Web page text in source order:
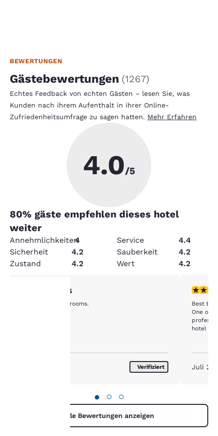
BEWERTUNGEN
Gästebewertungen (1267)
Echtes Feedback von echten Gästen – lesen Sie, was
Kunden nach ihrem Aufenthalt in ihrer Online-
Zufriedenheitsumfrage zu sagen hatten. Mehr Erfahren
4.0/5
80% gäste empfehlen dieses hotel
weiter
Annehmlichkeiten4 Service
4.4
Sicherheit
4.2 Sauberkeit
4.2
Zustand
4.2 Wert 4.2
5-Sterne-Bewertung. Außergewöhnlich. 1 Bewertung
5/5
Have accessible rooms.
Verifiziert
5-
Best bed ever. Clean ,
One of
hotel is
Juli
● ○ ○
Alle Bewertungen anzeigen